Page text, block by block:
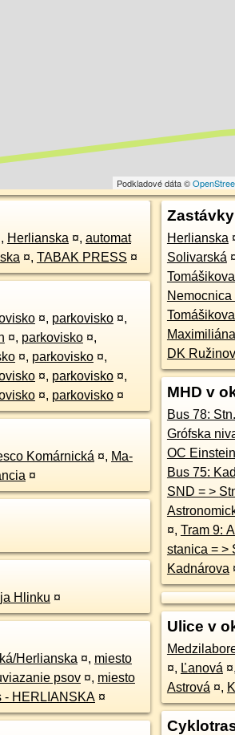
Podkladové dáta ©
, Herlianska ¤, automat
¤, TABAK PRESS ¤
¤, parkovisko ¤,
¤, parkovisko ¤,
¤, parkovisko ¤,
¤, parkovisko ¤,
¤, parkovisko ¤
Komárnická ¤, Ma-
¤
Hlinku ¤
Herlianska ¤, miesto
psov ¤, miesto
- HERLIANSKA ¤
Herlianska
Solivarská
Tomášikova
Tomášikova
DK Ružinov
MHD v
OC
¤,
Kadnárova
Ulice v
¤, Ľanová ¤,
Astrová ¤,